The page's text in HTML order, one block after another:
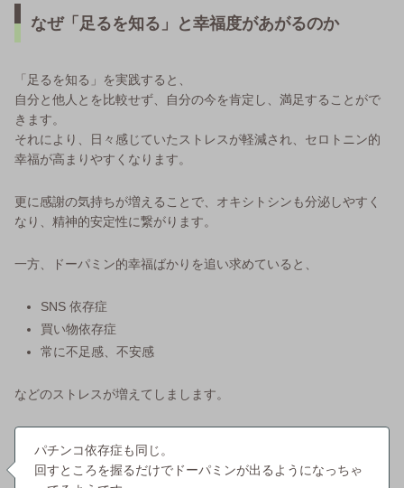
なぜ「足るを知る」と幸福度があがるのか
「足るを知る」を実践すると、
自分と他人とを比較せず、自分の今を肯定し、満足することがで
きます。
それにより、日々感じていたストレスが軽減され、セロトニン的
幸福が高まりやすくなります。
更に感謝の気持ちが増えることで、オキシトシンも分泌しやすく
なり、精神的安定性に繋がります。
一方、ドーパミン的幸福ばかりを追い求めていると、
SNS 依存症
買い物依存症
常に不足感、不安感
などのストレスが増えてしまします。
パチンコ依存症も同じ。
回すところを握るだけでドーパミンが出るようになっちゃ